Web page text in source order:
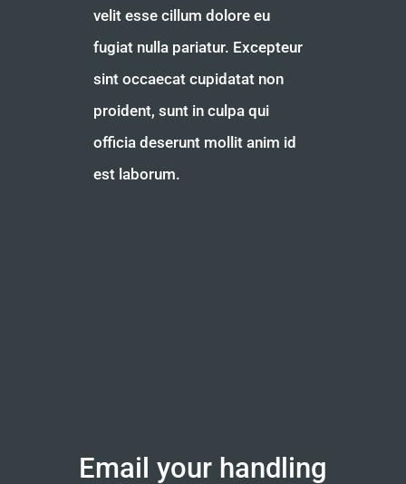
velit esse cillum dolore eu
fugiat nulla pariatur. Excepteur
sint occaecat cupidatat non
proident, sunt in culpa qui
officia deserunt mollit anim id
est laborum.
Email your handling